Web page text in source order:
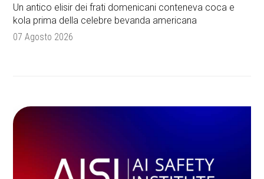
Un antico elisir dei frati domenicani conteneva coca e
kola prima della celebre bevanda americana
07 Agosto 2026